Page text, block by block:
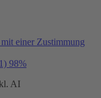
einer Zustimmung
98%
AI